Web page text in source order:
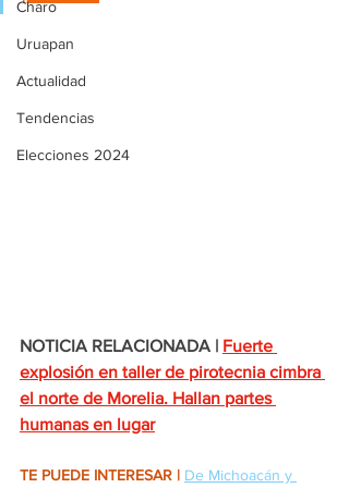
Charo
Uruapan
Actualidad
Tendencias
Elecciones 2024
NOTICIA RELACIONADA | Fuerte
explosión en taller de pirotecnia cimbra
el norte de Morelia. Hallan partes
humanas en lugar
TE PUEDE INTERESAR | De Michoacán y